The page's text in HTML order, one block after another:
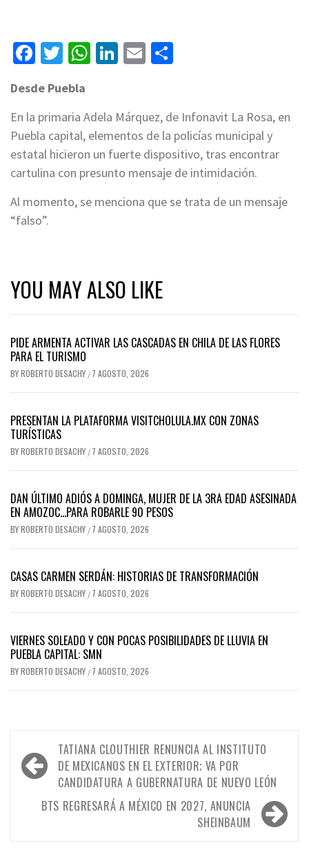
Facebook
Twitter
WhatsApp
LinkedIn
Email
Desde Puebla
En la primaria Adela Márquez, de Infonavit La Rosa, en
Puebla capital, elementos de la policías municipal y
estatal hicieron un fuerte dispositivo, tras encontrar
cartulina con presunto mensaje de intimidación.
Al momento, se menciona que se trata de un mensaje
“falso”.
YOU MAY ALSO LIKE
PIDE ARMENTA ACTIVAR LAS CASCADAS EN CHILA DE LAS FLORES
PARA EL TURISMO
BYROBERTO DESACHY / 7 AGOSTO, 2026
PRESENTAN LA PLATAFORMA VISITCHOLULA.MX CON ZONAS
TURÍSTICAS
BYROBERTO DESACHY / 7 AGOSTO, 2026
DAN ÚLTIMO ADIÓS A DOMINGA, MUJER DE LA 3RA EDAD ASESINADA
EN AMOZOC…PARA ROBARLE 90 PESOS
BYROBERTO DESACHY / 7 AGOSTO, 2026
CASAS CARMEN SERDÁN: HISTORIAS DE TRANSFORMACIÓN
BYROBERTO DESACHY / 7 AGOSTO, 2026
VIERNES SOLEADO Y CON POCAS POSIBILIDADES DE LLUVIA EN
PUEBLA CAPITAL: SMN
BYROBERTO DESACHY / 7 AGOSTO, 2026
Navegación
de
entradas
TATIANA CLOUTHIER RENUNCIA AL INSTITUTO
DE MEXICANOS EN EL EXTERIOR; VA POR
CANDIDATURA A GUBERNATURA DE NUEVO LEÓN
BTS REGRESARÁ A MÉXICO EN 2027, ANUNCIA
SHEINBAUM